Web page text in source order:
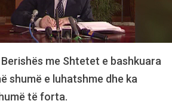
me Shtetet e bashkuara
shumë e luhatshme dhe ka
të forta.